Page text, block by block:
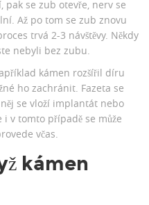
se zub otevře, nerv se
Až po tom se zub znovu
trvá 2-3 návštěvy. Někdy
nebyli bez zubu.
kámen rozšířil díru
ho zachránit. Fazeta se
se vloží implantát nebo
v tomto případě se může
včas.
kámen